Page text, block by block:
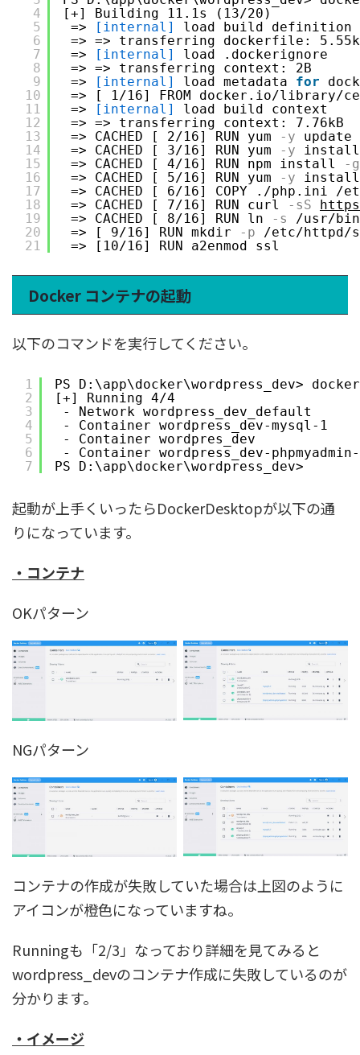
4
5
6
7
8
9
10
11
12
13
14
15
16
17
18
19
20
21
[+] Building 11.1s (13/20)
=>
[internal]
load build definition
=> => transferring dockerfile: 5.55kB
=>
[internal]
load .dockerignore
=> => transferring context: 2B
=>
[internal] load metadata for
=> [ 1/16] FROM docker.io/library/
=>
[internal]
load build context
=> => transferring context: 7.76kB
=> CACHED [ 2/16] RUN yum
-y
update
=> CACHED [ 3/16] RUN yum
-y
install
=> CACHED [ 4/16] RUN npm install
-g
=> CACHED [ 5/16] RUN yum
-y
=> CACHED [ 6/16] COPY ./php.ini
=> CACHED [ 7/16] RUN curl
-sS
=> CACHED [ 8/16] RUN ln
-s
/usr/
=> [ 9/16] RUN mkdir
-p
/etc/httpd/
=> [10/16] RUN a2enmod ssl
Docker コンテナの起動
以下のコマンドを実行してください。
1
2
3
4
5
6
7
PS D:\app\docker\wordpress_dev>
[+] Running 4/4
- Network wordpress_dev_default
- Container wordpress_dev-mysql-1
- Container wordpres_dev
- Container wordpress_dev-
PS D:\app\docker\wordpress_dev>
起動が上手くいったらDockerDesktopが以下の通
りになっています。
・コンテナ
OKパターン
NGパターン
コンテナの作成が失敗していた場合は上図のように
アイコンが橙色になっていますね。
Runningも「2/3」なっており詳細を見てみると
wordpress_devのコンテナ作成に失敗しているのが
分かります。
・イメージ